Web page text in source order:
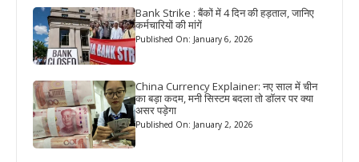
Bank Strike : बैंकों में 4 दिन की हड़ताल, जानिए
कर्मचारियों की मांगें
Published On: January 6, 2026
China Currency Explainer: नए साल में चीन
का बड़ा कदम, मनी सिस्टम बदला तो डॉलर पर क्या
असर पड़ेगा
Published On: January 2, 2026